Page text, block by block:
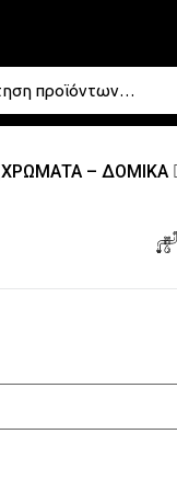
ΧΡΩΜΑΤΑ – ΔΟΜΙΚΑ